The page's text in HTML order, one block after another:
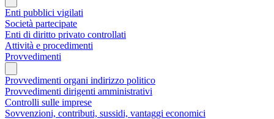
Enti pubblici vigilati
Società partecipate
Enti di diritto privato controllati
Attività e procedimenti
Provvedimenti
Provvedimenti organi indirizzo politico
Provvedimenti dirigenti amministrativi
Controlli sulle imprese
Sovvenzioni, contributi, sussidi, vantaggi economici